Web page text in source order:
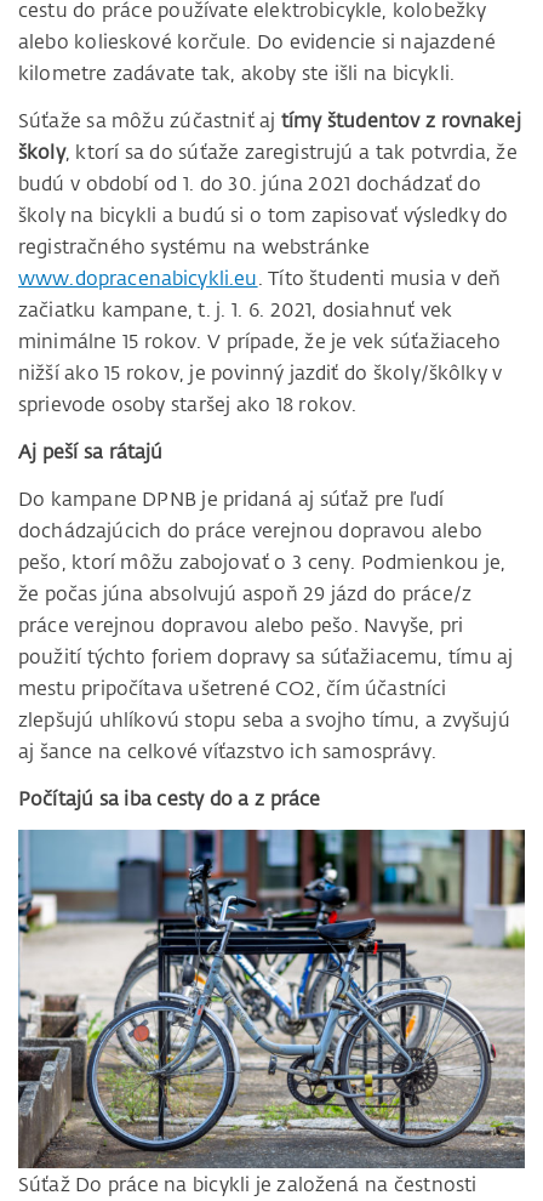
cestu do práce používate elektrobicykle, kolobežky
alebo kolieskové korčule. Do evidencie si najazdené
kilometre zadávate tak, akoby ste išli na bicykli.
Súťaže sa môžu zúčastniť aj tímy študentov z rovnakej
školy, ktorí sa do súťaže zaregistrujú a tak potvrdia, že
budú v období od 1. do 30. júna 2021 dochádzať do
školy na bicykli a budú si o tom zapisovať výsledky do
registračného systému na webstránke
www.dopracenabicykli.eu . Títo študenti musia v deň
začiatku kampane, t. j. 1. 6. 2021, dosiahnuť vek
minimálne 15 rokov. V prípade, že je vek súťažiaceho
nižší ako 15 rokov, je povinný jazdiť do školy/škôlky v
sprievode osoby staršej ako 18 rokov.
Aj peší sa rátajú
Do kampane DPNB je pridaná aj súťaž pre ľudí
dochádzajúcich do práce verejnou dopravou alebo
pešo, ktorí môžu zabojovať o 3 ceny. Podmienkou je,
že počas júna absolvujú aspoň 29 jázd do práce/z
práce verejnou dopravou alebo pešo. Navyše, pri
použití týchto foriem dopravy sa súťažiacemu, tímu aj
mestu pripočítava ušetrené CO2, čím účastníci
zlepšujú uhlíkovú stopu seba a svojho tímu, a zvyšujú
aj šance na celkové víťazstvo ich samosprávy.
Počítajú sa iba cesty do a z práce
Súťaž Do práce na bicykli je založená na čestnosti